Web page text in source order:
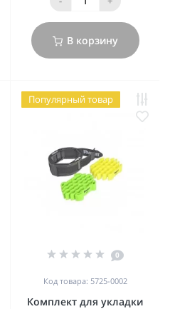
В корзину
Популярный товар
0
Код товара: 5725-0002
Комплект для укладки